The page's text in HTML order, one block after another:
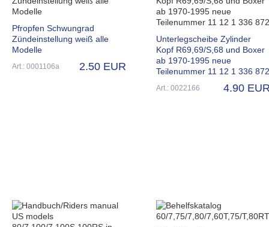
Pfropfen Schwungrad
Zündeinstellung weiß alle
Modelle
Art.: 0001106a 2.50 EUR
Unterlegscheibe Zylinder
Kopf R69,69/S,68 und Boxer
ab 1970-1995 neue
Teilenummer 11 12 1 336 872
Art.: 0022166 4.90